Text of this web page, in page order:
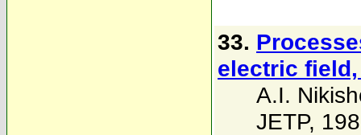
33.
electric
A.I.
JETP,